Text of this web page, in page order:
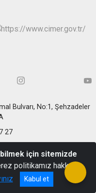
Bulvarı, No:1, Şehzadeler
27
için sitemizde
politikamız hakkında
Kabul et